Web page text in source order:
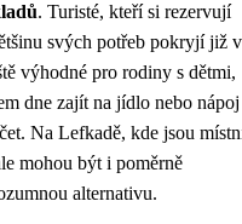
. Turisté, kteří si rezervují
svých potřeb pokryjí již v
výhodné pro rodiny s dětmi,
dne zajít na jídlo nebo nápoj
Na Lefkadě, kde jsou
mohou být i poměrně
alternativu.